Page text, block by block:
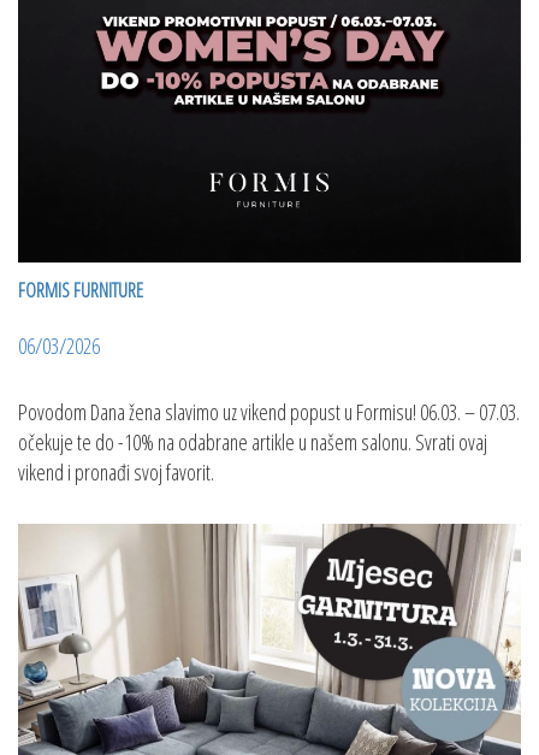
FORMIS FURNITURE
06/03/2026
Povodom Dana žena slavimo uz vikend popust u Formisu! 06.03. – 07.03.
očekuje te do -10% na odabrane artikle u našem salonu. Svrati ovaj
vikend i pronađi svoj favorit.